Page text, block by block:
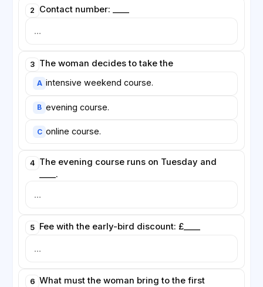
2 Contact number: ____
3 The woman decides to take the
A intensive weekend course.
B evening course.
C online course.
4 The evening course runs on Tuesday and
____.
5 Fee with the early-bird discount: £____
6 What must the woman bring to the first